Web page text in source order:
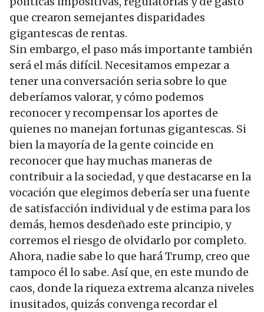
que crearon semejantes disparidades
gigantescas de rentas.
Sin embargo, el paso más importante también
será el más difícil. Necesitamos empezar a
tener una conversación seria sobre lo que
deberíamos valorar, y cómo podemos
reconocer y recompensar los aportes de
quienes no manejan fortunas gigantescas. Si
bien la mayoría de la gente coincide en
reconocer que hay muchas maneras de
contribuir a la sociedad, y que destacarse en la
vocación que elegimos debería ser una fuente
de satisfacción individual y de estima para los
demás, hemos desdeñado este principio, y
corremos el riesgo de olvidarlo por completo.
Ahora, nadie sabe lo que hará Trump, creo que
tampoco él lo sabe. Así que, en este mundo de
caos, donde la riqueza extrema alcanza niveles
inusitados, quizás convenga recordar el